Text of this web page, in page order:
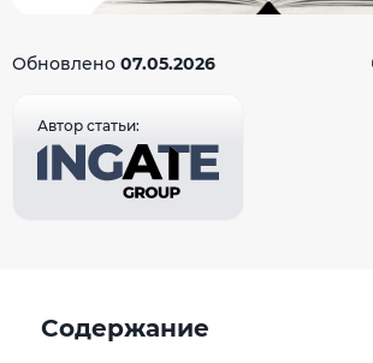
Обновлено 07.05.2026
Автор статьи:
Содержание